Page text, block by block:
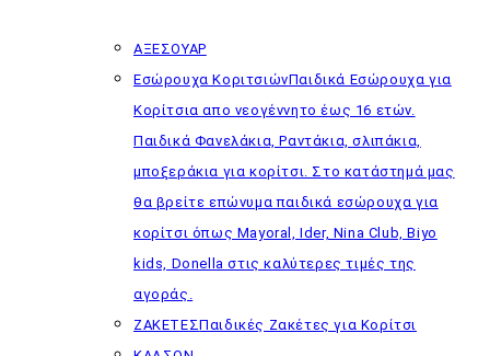
ΑΞΕΣΟΥΑΡ
Εσώρουχα ΚοριτσιώνΠαιδικά Εσώρουχα για
Κορίτσια απο νεογέννητο έως 16 ετών.
Παιδικά Φανελάκια, Ραντάκια, σλιπάκια,
μποξεράκια για κορίτσι. Στο κατάστημά μας
θα βρείτε επώνυμα παιδικά εσώρουχα για
κορίτσι όπως Mayoral, Ider, Nina Club, Biyo
kids, Donella στις καλύτερες τιμές της
αγοράς.
ΖΑΚΕΤΕΣΠαιδικές Ζακέτες για Κορίτσι